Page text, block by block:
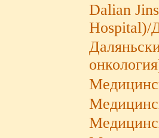
Dalian
Hospital)/